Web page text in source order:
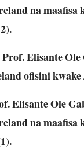
na
Elisante
ofisini
Elisante Ole
na